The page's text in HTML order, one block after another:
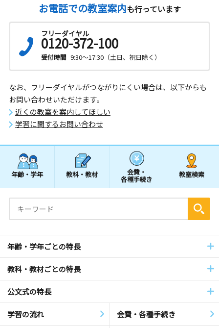
お電話での教室案内も行っています
フリーダイヤル
0120-372-100
受付時間 9:30～17:30（土日、祝日除く）
なお、フリーダイヤルがつながりにくい場合は、以下からも
お問い合わせいただけます。
近くの教室を案内してほしい
学習に関するお問い合わせ
年齢・学年 教科・教材 会費・
各種手続き
教室検索
年齢・学年ごとの特長
教科・教材ごとの特長
公文式の特長
学習の流れ 会費・各種手続き